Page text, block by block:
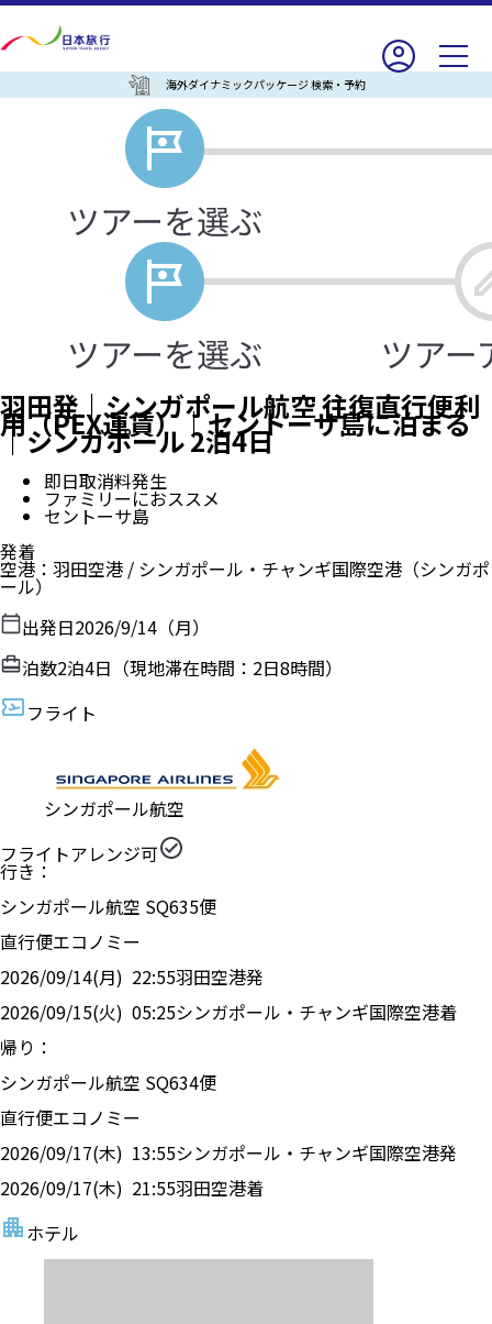
海外ダイナミックパッケージ 検索・予約
羽田発｜シンガポール航空 往復直行便利
用（PEX運賃）｜セントーサ島に泊まる
｜シンガポール 2泊4日
即日取消料発生
ファミリーにおススメ
セントーサ島
発着
空港 ： 羽田空港 / シンガポール・チャンギ国際空港 （シンガポ
ール）
出発日2026/9/14（月）
泊数2泊4日（現地滞在時間： 2日8時間）
フライト
シンガポール航空
フライトアレンジ可
行き：
シンガポール航空 SQ635便
直行便エコノミー
2026/09/14(月) 22:55羽田空港発
2026/09/15(火) 05:25シンガポール・チャンギ国際空港着
帰り：
シンガポール航空 SQ634便
直行便エコノミー
2026/09/17(木) 13:55シンガポール・チャンギ国際空港発
2026/09/17(木) 21:55羽田空港着
ホテル